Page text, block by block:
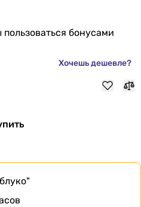
пользоваться бонусами
Хочешь дешевле?